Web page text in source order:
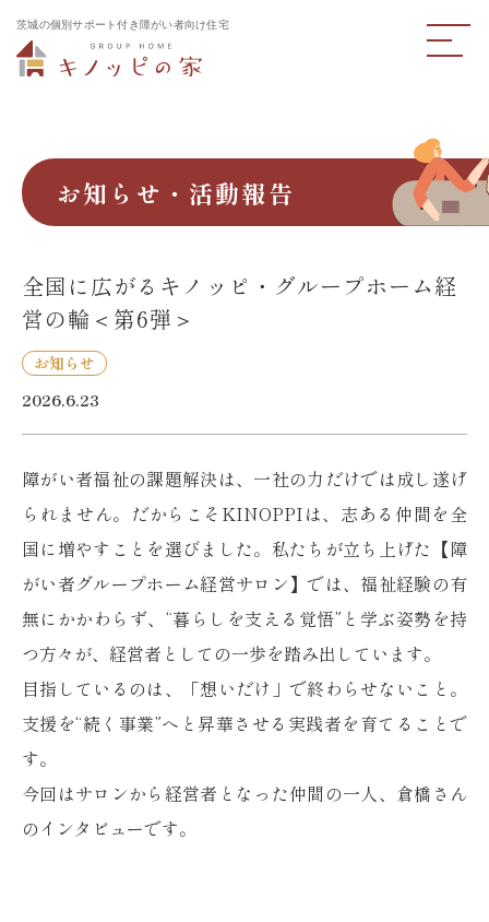
茨城の個別サポート付き障がい者向け住宅
お知らせ・活動報告
全国に広がるキノッピ・グループホーム経
営の輪＜第6弾＞
お知らせ
2026.6.23
障がい者福祉の課題解決は、一社の力だけでは成し遂げ
られません。だからこそKINOPPIは、志ある仲間を全
国に増やすことを選びました。私たちが立ち上げた【障
がい者グループホーム経営サロン】では、福祉経験の有
無にかかわらず、“暮らしを支える覚悟”と学ぶ姿勢を持
つ方々が、経営者としての一歩を踏み出しています。
目指しているのは、「想いだけ」で終わらせないこと。
支援を“続く事業”へと昇華させる実践者を育てることで
す。
今回はサロンから経営者となった仲間の一人、倉橋さん
のインタビューです。